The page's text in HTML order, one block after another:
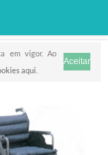
em vigor. Ao
aqui